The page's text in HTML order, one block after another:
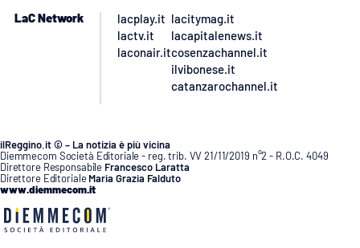
LaC Network
lacplay.it
lactv.it
laconair.it
lacitymag.it
lacapitalenews.it
cosenzachannel.it
ilvibonese.it
catanzarochannel.it
ilReggino.it © – La notizia è più vicina
Diemmecom Società Editoriale - reg. trib. VV 21/11/2019 n°2 - R.O.C. 4049
Direttore Responsabile Francesco Laratta
Direttore Editoriale Maria Grazia Falduto
www.diemmecom.it